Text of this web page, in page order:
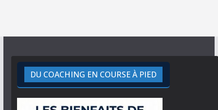
DU COACHING EN COURSE À PIED